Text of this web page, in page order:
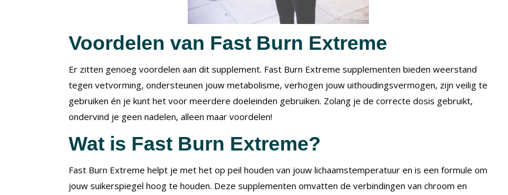
Voordelen van Fast Burn Extreme
Er zitten genoeg voordelen aan dit supplement. Fast Burn Extreme supplementen bieden weerstand
tegen vetvorming, ondersteunen jouw metabolisme, verhogen jouw uithoudingsvermogen, zijn veilig te
gebruiken én je kunt het voor meerdere doeleinden gebruiken. Zolang je de correcte dosis gebruikt,
ondervind je geen nadelen, alleen maar voordelen!
Wat is Fast Burn Extreme?
Fast Burn Extreme helpt je met het op peil houden van jouw lichaamstemperatuur en is een formule om
jouw suikerspiegel hoog te houden. Deze supplementen omvatten de verbindingen van chroom en